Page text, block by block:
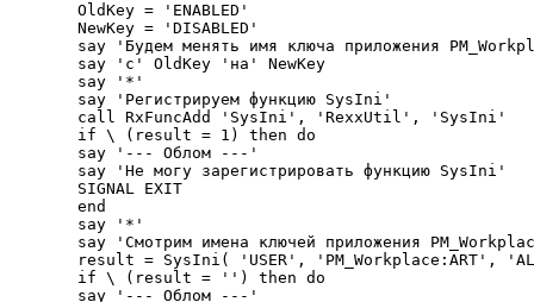
OldKey = 'ENABLED'
NewKey = 'DISABLED'
say 'Будем менять имя ключа приложения
say 'с' OldKey 'на' NewKey
say '*'
say 'Регистрируем функцию SysIni'
call RxFuncAdd 'SysIni', 'RexxUtil', 'SysIni'
if \ (result = 1) then do
say '--- Облом ---'
say 'Hе могу зарегистрировать функцию SysIni'
SIGNAL EXIT
end
say '*'
say 'Смотрим имена ключей приложения
result = SysIni( 'USER', 'PM_Workplace:ART',
if \ (result = '') then do
say '--- Облом ---'